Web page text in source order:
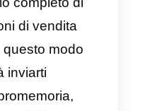
può
registrarsi in
e configurare il
vendita. È